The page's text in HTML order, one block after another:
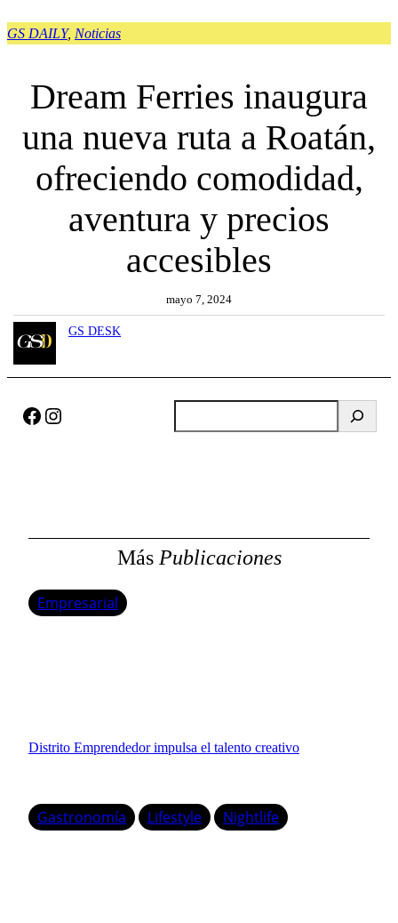
GS DAILY, Noticias
Dream Ferries inaugura
una nueva ruta a Roatán,
ofreciendo comodidad,
aventura y precios
accesibles
mayo 7, 2024
GS DESK
Facebook Instagram
u
MásPublicaciones
Empresarial
Distrito Emprendedor impulsa el talento creativo
Gastronomía Lifestyle Nightlife